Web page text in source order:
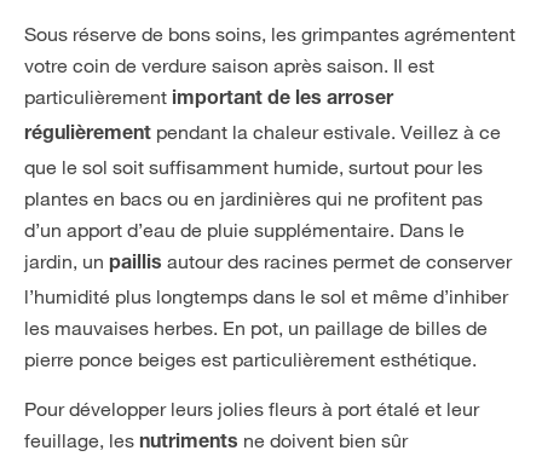
Sous réserve de bons soins, les grimpantes agrémentent
votre coin de verdure saison après saison. Il est
particulièrement important de les arroser
régulièrement pendant la chaleur estivale. Veillez à ce
que le sol soit suffisamment humide, surtout pour les
plantes en bacs ou en jardinières qui ne profitent pas
d’un apport d’eau de pluie supplémentaire. Dans le
jardin, un paillis autour des racines permet de conserver
l’humidité plus longtemps dans le sol et même d’inhiber
les mauvaises herbes. En pot, un paillage de billes de
pierre ponce beiges est particulièrement esthétique.
Pour développer leurs jolies fleurs à port étalé et leur
feuillage, les nutriments ne doivent bien sûr